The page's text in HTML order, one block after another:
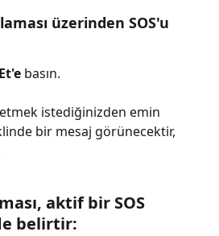
üzerinden SOS'u
basın.
istediğinizden emin
bir mesaj görünecektir,
aktif bir SOS
belirtir: